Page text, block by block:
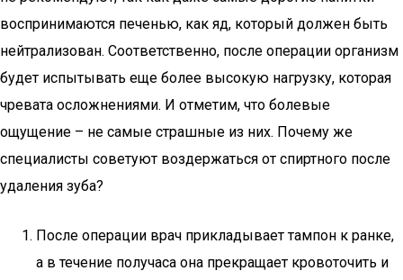
воспринимаются печенью, как яд, который должен быть
нейтрализован. Соответственно, после операции организм
будет испытывать еще более высокую нагрузку, которая
чревата осложнениями. И отметим, что болевые
ощущение – не самые страшные из них. Почему же
специалисты советуют воздержаться от спиртного после
удаления зуба?
После операции врач прикладывает тампон к ранке,
а в течение получаса она прекращает кровоточить и